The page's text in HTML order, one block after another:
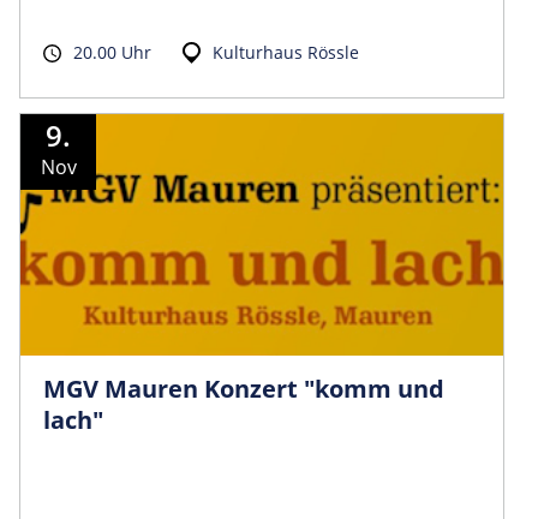
20.00 Uhr Kulturhaus Rössle
9.
Nov
MGV Mauren Konzert "komm und
lach"